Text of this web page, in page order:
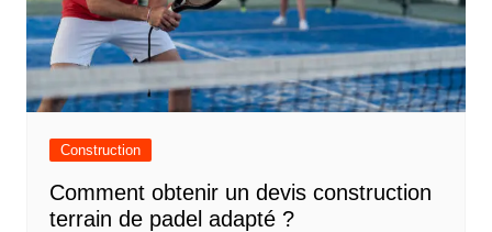
Construction
Comment obtenir un devis construction
terrain de padel adapté ?